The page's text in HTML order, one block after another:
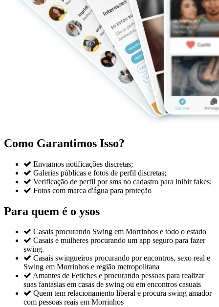
Como Garantimos Isso?
 Enviamos notificações discretas;
 Galerias públicas e fotos de perfil discretas;
 Verificação de perfil por sms no cadastro para inibir fakes;
 Fotos com marca d'água para proteção
Para quem é o ysos
 Casais procurando Swing em Morrinhos e todo o estado
 Casais e mulheres procurando um app seguro para fazer
swing.
 Casais swingueiros procurando por encontros, sexo real e
Swing em Morrinhos e região metropolitana
 Amantes de Fetiches e procurando pessoas para realizar
suas fantasias em casas de swing ou em encontros casuais
 Quem tem relacionamento liberal e procura swing amador
com pessoas reais em Morrinhos